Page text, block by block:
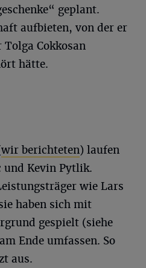
geplant.
aufbieten, von der er
Cokkosan
hätte.
wir berichteten) laufen
und Kevin Pytlik.
wie Lars
haben sich mit
gespielt (siehe
Ende umfassen. So
aus.